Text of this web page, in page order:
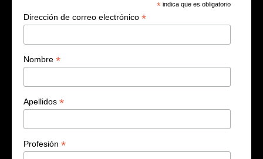
* indica que es obligatorio
Dirección de correo electrónico *
Nombre *
Apellidos *
Profesión *